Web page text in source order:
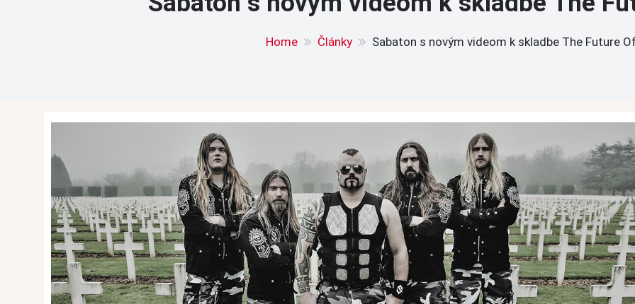
Home Články Sabaton s novým videom k skladbe The Future